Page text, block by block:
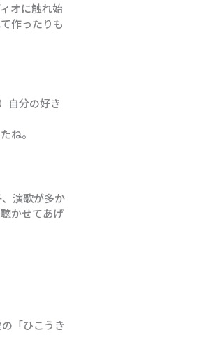
オに触れ始
作ったりも
自分の好き
ね。
演歌が多か
かせてあげ
「ひこうき